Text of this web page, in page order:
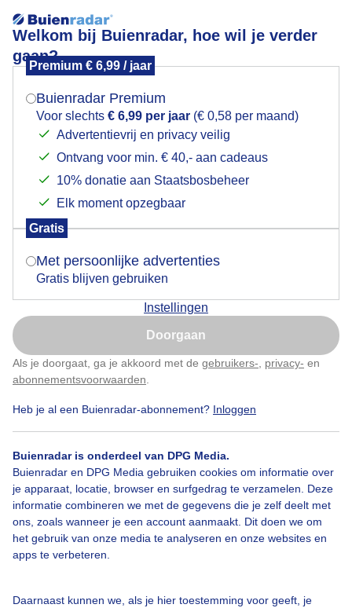
Welkom bij Buienradar, hoe wil je verder
gaan?
Premium € 6,99 / jaar
Buienradar Premium
Voor slechts € 6,99 per jaar (€ 0,58 per maand)
Advertentievrij en privacy veilig
Ontvang voor min. € 40,- aan cadeaus
10% donatie aan Staatsbosbeheer
Elk moment opzegbaar
Gratis
Met persoonlijke advertenties
Gratis blijven gebruiken
Instellingen
Doorgaan
Als je doorgaat, ga je akkoord met de gebruikers- privacy- en
abonnementsvoorwaarden
Heb je al een Buienradar-abonnement? Inloggen
Buienradar is onderdeel van DPG Media.
Buienradar en DPG Media gebruiken cookies om informatie over
je apparaat, locatie, browser en surfgedrag te verzamelen. Deze
informatie combineren we met de gegevens die je zelf deelt met
ons, zoals wanneer je een account aanmaakt. Dit doen we om
het gebruik van onze media te analyseren en onze websites en
apps te verbeteren.
Daarnaast kunnen we, als je hier toestemming voor geeft, je
Strandvermaak
Door: ria brasser Gemaakt: 01-04-2026, 35x bekeken
Strandvermaak Genietenopstrand Afentoewatzon
Bekijk slideshow
Mogen we je locatie gebruiken voor het
Indien je hier nog geen akkoord op hebt gegeven,
verschijnt er zo een pop-up uit je browser waarin
Is goed, toon de popup
Nu niet, misschien later
Klik hierom dit aan te passen